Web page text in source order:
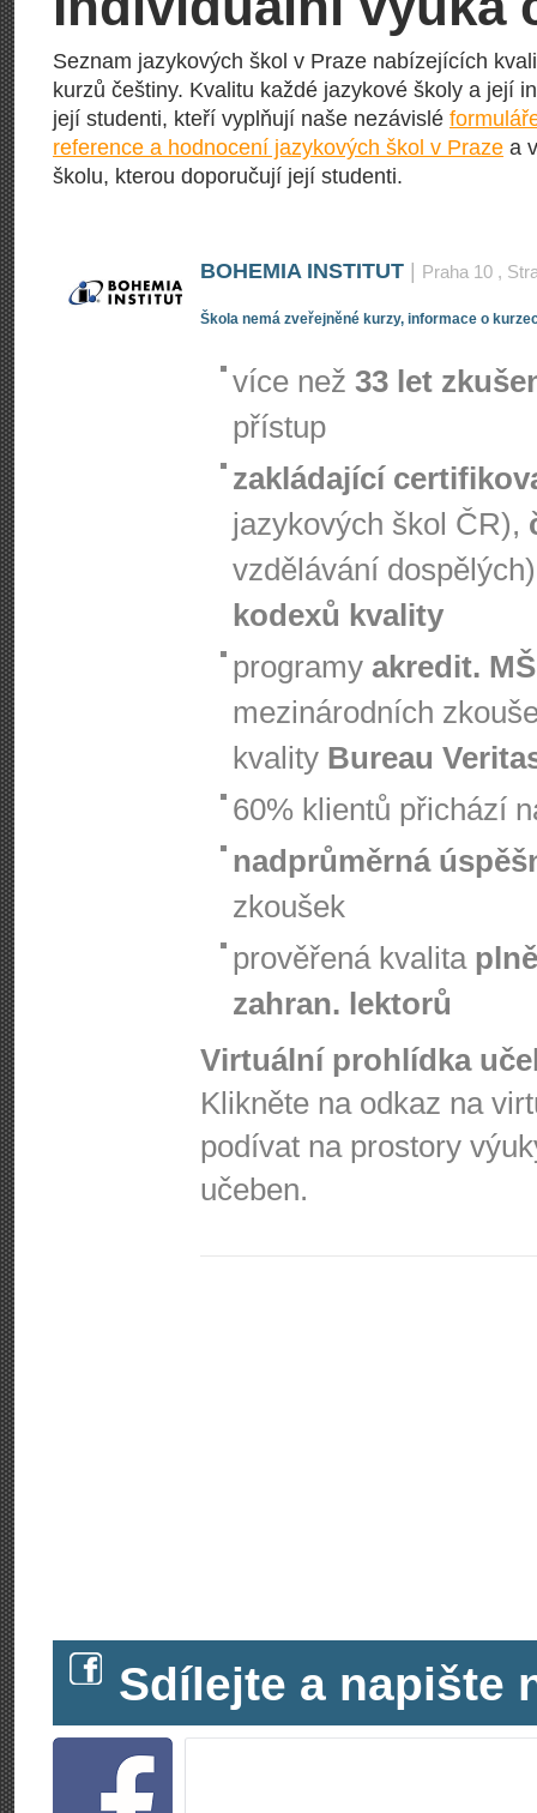
Seznam jazykových škol v Praze nabízejících
kurzů češtiny. Kvalitu každé jazykové školy a její
její studenti, kteří vyplňují naše nezávislé
reference a hodnocení jazykových škol v Praze a
školu, kterou doporučují její studenti.
BOHEMIA INSTITUT Praha 10 ,
Škola nemá zveřejněné kurzy, informace o
více než 33 let
přístup
zakládající
jazykových škol ČR),
vzdělávání
kodexů kvality
programy akredit.
mezinárodních
kvality Bureau
60% klientů přichází
nadprůměrná
zkoušek
prověřená kvalita
zahran. lektorů
Virtuální prohlídka
Klikněte na odkaz na
podívat na prostory
učeben.
Sdílejte a napište